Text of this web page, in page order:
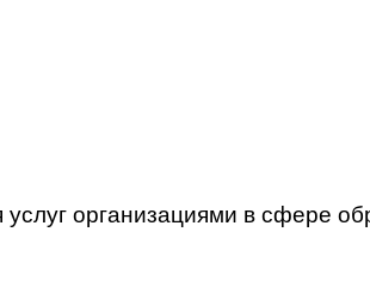
организациями в сфере